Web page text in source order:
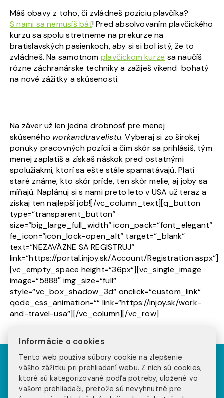
Máš obavy z toho, či zvládneš pozíciu plavčíka?
S nami sa nemusíš báť! Pred absolvovaním plavčického
kurzu sa spolu stretneme na prekurze na
bratislavských pasienkoch, aby si si bol istý, že to
zvládneš. Na samotnom plavčíckom kurze sa naučíš
rôzne záchranárske techniky a zažiješ víkend bohatý
na nové zážitky a skúsenosti.
Na záver už len jedna drobnosť pre menej
skúseného workandtravelistu. Vyberaj si zo širokej
ponuky pracovných pozícii a čím skôr sa prihlásiš, tým
menej zaplatíš a získaš náskok pred ostatnými
spolužiakmi, ktorí sa ešte stále spamätávajú. Platí
staré známe, kto skôr príde, ten skôr melie, aj joby sa
míňajú. Naplánuj si s nami preto leto v USA už teraz a
získaj ten najlepší job![/vc_column_text][q_button
type=“transparent_button“
size=“big_large_full_width“ icon_pack=“font_elegant“
fe_icon=“icon_lock-open_alt“ target=“_blank“
text=“NEZAVÄZNE SA REGISTRUJ“
link=“https://portal.injoy.sk/Account/Registration.aspx“]
[vc_empty_space height=“36px“][vc_single_image
image=“5888″ img_size=“full“
style=“vc_box_shadow_3d“ onclick=“custom_link“
qode_css_animation=““ link=“https://injoy.sk/work-
and-travel-usa“][/vc_column][/vc_row]
Pozri sa na príbehy
našich klientov na
Informácie o cookies
Tento web používa súbory cookie na zlepšenie
vášho zážitku pri prehliadaní webu. Z nich sú cookies,
ktoré sú kategorizované podľa potreby, uložené vo
vašom prehliadači, pretože sú nevyhnutné pre